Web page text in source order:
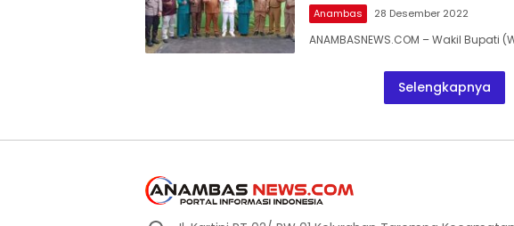
Anambas 28 Desember 2022
ANAMBASNEWS.COM – Wakil
Selengkapnya